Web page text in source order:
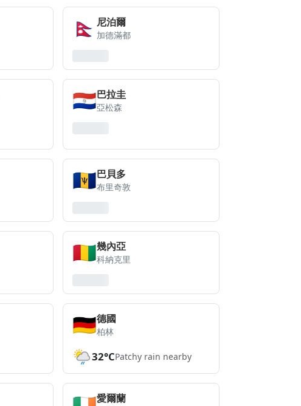
🇳🇵尼泊爾
加德滿都
🇵🇾巴拉圭
亞松森
🇧🇧巴貝多
布里奇敦
🇬🇳幾內亞
科納克里
🇩🇪德國
柏林
32°CPatchy rain nearby
愛爾蘭